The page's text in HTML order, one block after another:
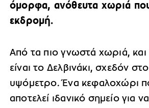
όμορφα, ανόθευτα χωριά
εκδρομή.
Από τα πιο γνωστά χωριά,
είναι το Δελβινάκι, σχεδόν
υψόμετρο. Ένα κεφαλοχώρι
αποτελεί ιδανικό σημείο για